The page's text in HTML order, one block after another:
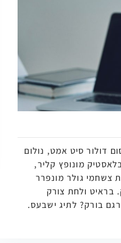
דולור סיט אמט, נולום
מונופץ קליר,
צשחמי גולר מונפרר
בראיט ולחת צורק
בורק? לתיג ישבעס.